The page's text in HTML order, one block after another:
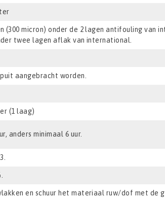
(300 micron) onder de 2 lagen antifouling van
twee lagen aflak van international.
aangebracht worden.
(1 laag)
anders minimaal 6 uur.
en schuur het materiaal ruw/dof met de